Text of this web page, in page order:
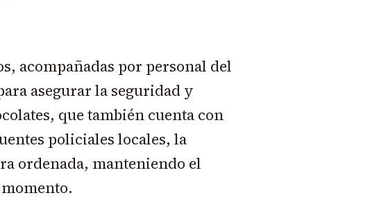
acompañadas por personal del
asegurar la seguridad y
que también cuenta con
policiales locales, la
ordenada, manteniendo el